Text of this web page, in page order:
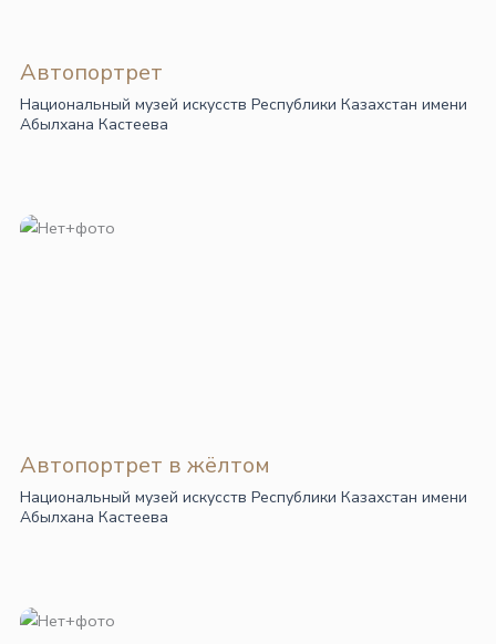
Автопортрет
Национальный музей искусств Республики Казахстан имени
Абылхана Кастеева
Автопортрет в жёлтом
Национальный музей искусств Республики Казахстан имени
Абылхана Кастеева